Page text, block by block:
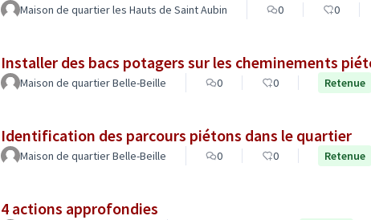
Maison de quartier les Hauts de Saint Aubin 0 0
Installer des bacs potagers sur les cheminements
Maison de quartier Belle-Beille 0 0 Retenue
Identification des parcours piétons dans le quartier
Maison de quartier Belle-Beille 0 0 Retenue
4 actions approfondies